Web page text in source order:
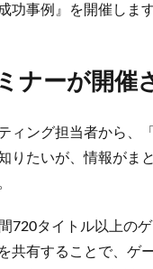
功事例』を開催します
ナーが開催
ィング担当者から、
りたいが、情報が
720タイトル以上の
共有することで、ゲ